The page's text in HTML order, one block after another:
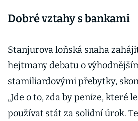
Dobré vztahy s bankami
Stanjurova loňská snaha
hejtmany debatu o
stamiliardovými přebytky,
„Jde o to, zda by peníze, které
používat stát za solidní úrok.